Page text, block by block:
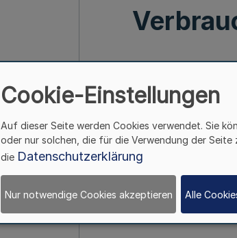
Cookie-Einstellungen
Auf dieser Seite werden Cookies verwendet. Sie
oder nur solchen, die für die Verwendung der
die Datenschutzerklärung
Nur notwendige Cookies akzeptieren Alle